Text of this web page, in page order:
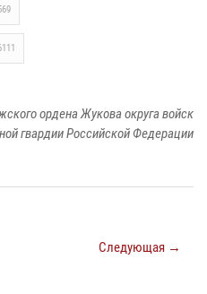
ордена Жукова округа войск
гвардии Российской Федерации
Следующая →